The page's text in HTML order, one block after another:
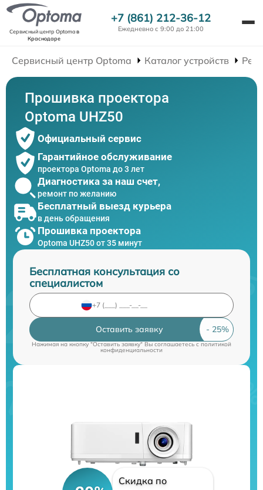
Сервисный центр Optomaв
Краснодаре
+7 (861) 212-36-12
Ежедневно с 9:00 до 21:00
Сервисный центр Optoma Каталог устройств
Прошивка проектора
Optoma UHZ50
Официальный сервис
Гарантийное обслуживание
проектора Optoma до 3 лет
Диагностика за наш счет,
ремонт по желанию
Бесплатный выезд курьера
в день обращения
Прошивка проектора
Optoma UHZ50 от 35 минут
Бесплатная консультация со
специалистом
Оставить заявку
Нажимая на кнопку "Оставить заявку" Вы соглашаетесь cполитикой
конфиденциальности
Скидка по